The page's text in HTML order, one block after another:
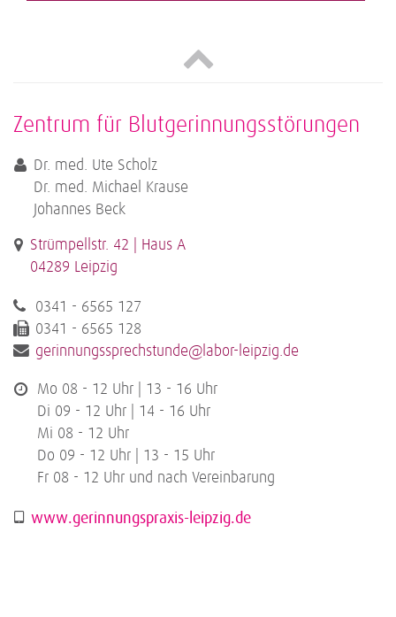
Zentrum für Blutgerinnungsstörungen
Dr. med. Ute Scholz
Dr. med. Michael Krause
Johannes Beck
Strümpellstr. 42 | Haus A
04289 Leipzig
0341 - 6565 127
0341 - 6565 128
gerinnungssprechstunde@labor-leipzig.de
Mo 08 - 12 Uhr | 13 - 16 Uhr
Di 09 - 12 Uhr | 14 - 16 Uhr
Mi 08 - 12 Uhr
Do 09 - 12 Uhr | 13 - 15 Uhr
Fr 08 - 12 Uhr und nach Vereinbarung
www.gerinnungspraxis-leipzig.de